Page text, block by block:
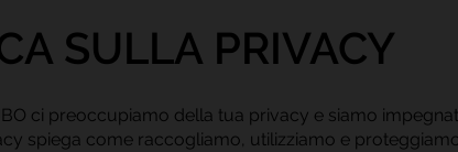
SULLA PRIVACY
ci preoccupiamo della tua privacy e siamo
spiega come raccogliamo, utilizziamo e